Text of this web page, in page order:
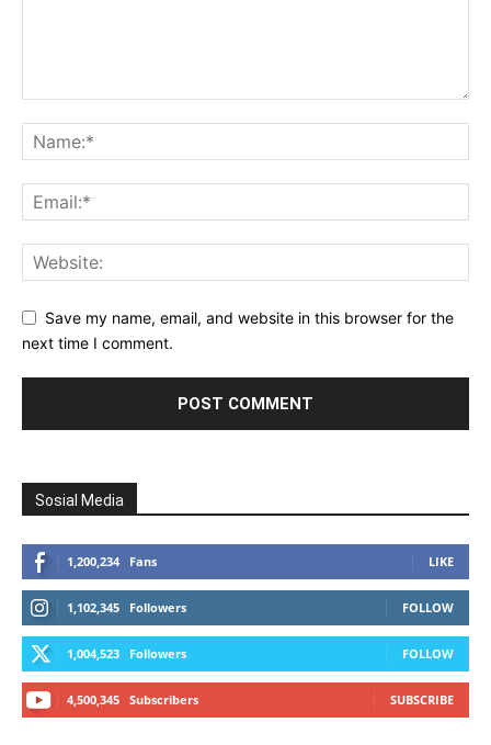
Save my name, email, and website in this browser for the
next time I comment.
Sosial Media
1,200,234 Fans LIKE
1,102,345 Followers FOLLOW
1,004,523 Followers FOLLOW
4,500,345 Subscribers SUBSCRIBE